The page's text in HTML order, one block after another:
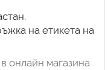
на етикета на
онлайн магазина